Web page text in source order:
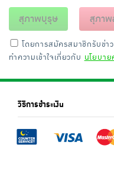
สุภาพบุรุษ สุภา
โดยการสมัครสมาชิกรับข่าว
ทำความเข้าใจเกี่ยวกับ นโยบา
วิธีการชำระเงิน